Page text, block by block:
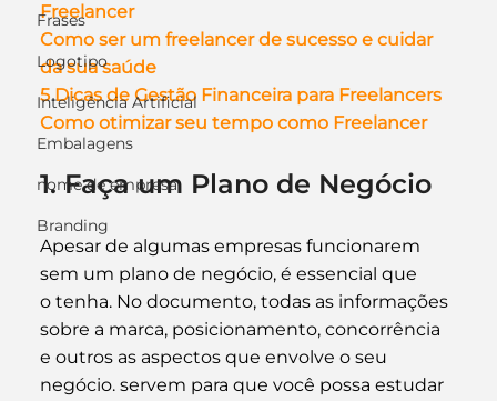
Frases
Logotipo
Inteligência Artificial
Embalagens
nome de empresa
Branding
Freelancer
Como ser um freelancer de sucesso e cuidar
da sua saúde
5 Dicas de Gestão Financeira para Freelancers
Como otimizar seu tempo como Freelancer
1. Faça um Plano de Negócio
Apesar de algumas empresas funcionarem
sem um plano de negócio, é essencial que
o tenha. No documento, todas as informações
sobre a marca, posicionamento, concorrência
e outros as aspectos que envolve o seu
negócio. servem para que você possa estudar